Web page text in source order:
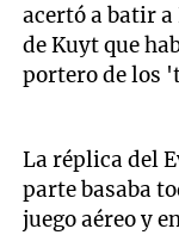
acertó a batir
de Kuyt que
portero de los
La réplica del
parte basaba
juego aéreo y